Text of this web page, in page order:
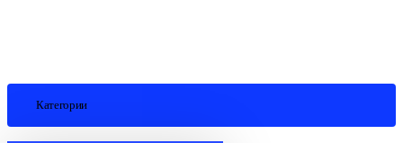
Категории